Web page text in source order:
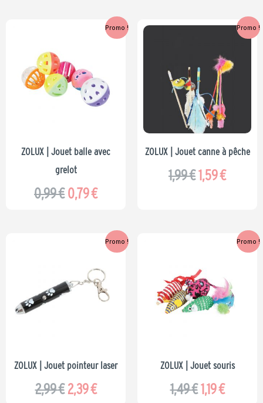
Promo !
ZOLUX | Jouet balle avec
grelot
0,99€
initial
était :
0,99 €.
0,79€
Le
est :
0,79 €.
Promo !
ZOLUX | Jouet canne à pêche
1,99€
Le
initial
était :
1,99 €.
1,59€
Le
actuel
Promo !
ZOLUX | Jouet pointeur laser
2,99€
initial
était :
2,39€
Le
actuel
est :
Promo !
ZOLUX | Jouet souris
1,49€
initial
était :
1,49 €.
1,19€
actuel
est :
1,19 €.